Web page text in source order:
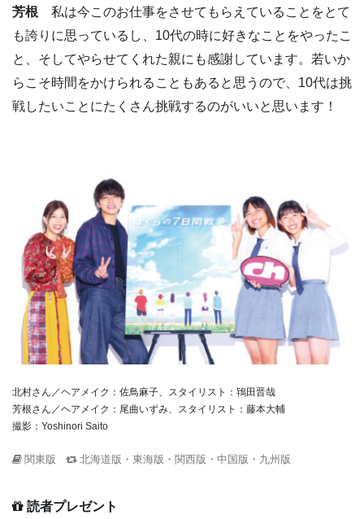
芳根 私は今このお仕事をさせてもらえていることをとて
も誇りに思っているし、10代の時に好きなことをやったこ
と、そしてやらせてくれた親にも感謝しています。若いか
らこそ時間をかけられることもあると思うので、10代は挑
戦したいことにたくさん挑戦するのがいいと思います！
北村さん／ヘアメイク：佐鳥麻子、スタイリスト：鴇田晋哉
芳根さん／ヘアメイク：尾曲いずみ、スタイリスト：藤本大輔
撮影：Yoshinori Saito
関東版 北海道版・東海版・関西版・中国版・九州版
読者プレゼント